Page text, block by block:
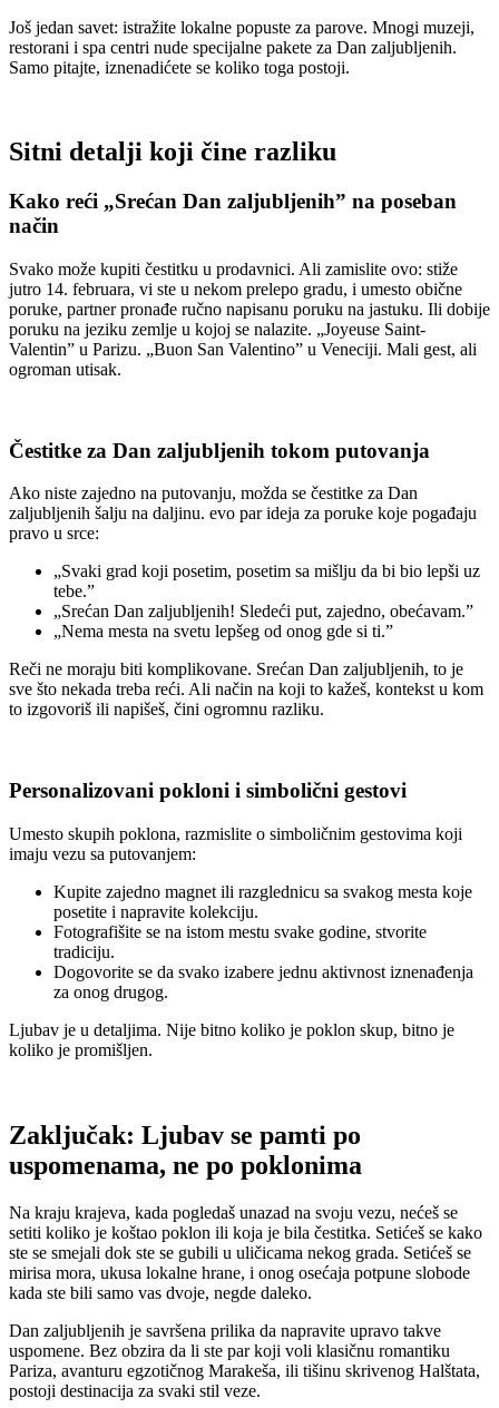
Još jedan savet: istražite lokalne popuste za parove. Mnogi muzeji,
restorani i spa centri nude specijalne pakete za Dan zaljubljenih.
Samo pitajte, iznenadićete se koliko toga postoji.
Sitni detalji koji čine razliku
Kako reći „Srećan Dan zaljubljenih” na poseban
način
Svako može kupiti čestitku u prodavnici. Ali zamislite ovo: stiže
jutro 14. februara, vi ste u nekom prelepo gradu, i umesto obične
poruke, partner pronađe ručno napisanu poruku na jastuku. Ili dobije
poruku na jeziku zemlje u kojoj se nalazite. „Joyeuse Saint-
Valentin” u Parizu. „Buon San Valentino” u Veneciji. Mali gest, ali
ogroman utisak.
Čestitke za Dan zaljubljenih tokom putovanja
Ako niste zajedno na putovanju, možda se čestitke za Dan
zaljubljenih šalju na daljinu. evo par ideja za poruke koje pogađaju
pravo u srce:
„Svaki grad koji posetim, posetim sa mišlju da bi bio lepši uz
tebe.”
„Srećan Dan zaljubljenih! Sledeći put, zajedno, obećavam.”
„Nema mesta na svetu lepšeg od onog gde si ti.”
Reči ne moraju biti komplikovane. Srećan Dan zaljubljenih, to je
sve što nekada treba reći. Ali način na koji to kažeš, kontekst u kom
to izgovoriš ili napišeš, čini ogromnu razliku.
Personalizovani pokloni i simbolični gestovi
Umesto skupih poklona, razmislite o simboličnim gestovima koji
imaju vezu sa putovanjem:
Kupite zajedno magnet ili razglednicu sa svakog mesta koje
posetite i napravite kolekciju.
Fotografišite se na istom mestu svake godine, stvorite
tradiciju.
Dogovorite se da svako izabere jednu aktivnost iznenađenja
za onog drugog.
Ljubav je u detaljima. Nije bitno koliko je poklon skup, bitno je
koliko je promišljen.
Zaključak: Ljubav se pamti po
uspomenama, ne po poklonima
Na kraju krajeva, kada pogledaš unazad na svoju vezu, nećeš se
setiti koliko je koštao poklon ili koja je bila čestitka. Setićeš se kako
ste se smejali dok ste se gubili u uličicama nekog grada. Setićeš se
mirisa mora, ukusa lokalne hrane, i onog osećaja potpune slobode
kada ste bili samo vas dvoje, negde daleko.
Dan zaljubljenih je savršena prilika da napravite upravo takve
uspomene. Bez obzira da li ste par koji voli klasičnu romantiku
Pariza, avanturu egzotičnog Marakeša, ili tišinu skrivenog Halštata,
postoji destinacija za svaki stil veze.